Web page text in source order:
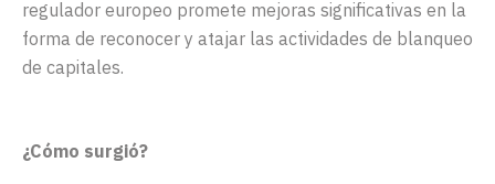
regulador europeo promete mejoras significativas en la
forma de reconocer y atajar las actividades de blanqueo
de capitales.
¿Cómo surgió?